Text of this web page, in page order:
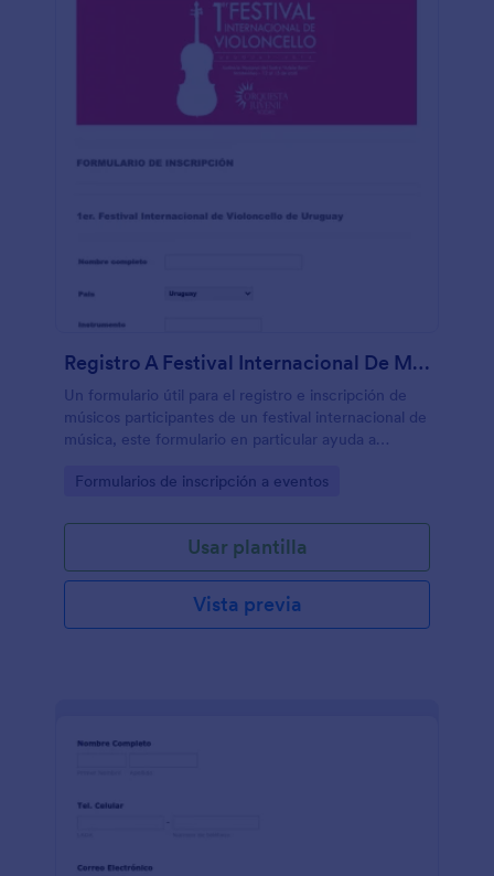
Registro A Festival Internacional De Música
Un formulario útil para el registro e inscripción de
músicos participantes de un festival internacional de
música, este formulario en particular ayuda a
Go to Category:
Formularios de inscripción a eventos
Usar plantilla
Vista previa